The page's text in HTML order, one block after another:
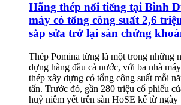
Hãng thép nổi tiếng tại Bình
máy có tổng công suất 2,6
sắp sửa trở lại sàn chứng
Thép Pomina từng là một trong những
dựng hàng đầu cả nước, với ba nhà
thép xây dựng có tổng công suất mỗi
tấn. Trước đó, gần 280 triệu cổ phiếu
huỷ niêm yết trên sàn HoSE kể từ ngày